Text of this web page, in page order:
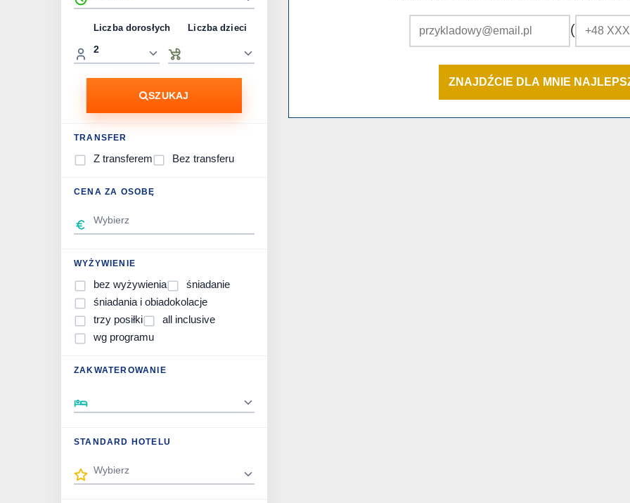
Liczba dorosłych Liczba dzieci
SZUKAJ
TRANSFER
Z transferem Bez transferu
CENA ZA OSOBĘ
WYŻYWIENIE
bez wyżywienia
śniadanie
śniadania i obiadokolacje
trzy posiłki
all inclusive
wg programu
ZAKWATEROWANIE
STANDARD HOTELU
(
ZNAJDŹCIE DLA MNIE